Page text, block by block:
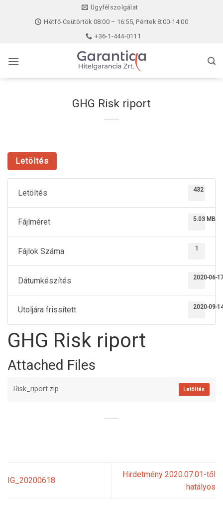
Ügyfélszolgálat
Hétfő-Csütörtök 08:00 – 16:55, Péntek 8:00-14:00
+36-1-444-0111
GHG Risk riport
Letöltés
Letöltés 432
Fájlméret 5.03 MB
Fájlok Száma 1
Dátumkészítés 2020-06-
Utoljára frissített 2020-09-
GHG Risk riport
Attached Files
Risk_riport.zip Letöltés
IG_20200618
Hirdetmény 2020.07.01-től
hatályos